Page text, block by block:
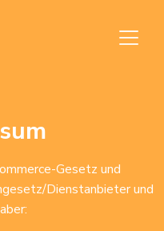
Gesetz und
Dienstanbieter und